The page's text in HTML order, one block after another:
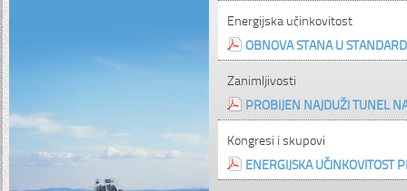
Energijska učinkovitost
OBNOVA STANA U
Zanimljivosti
PROBIJEN NAJDUŽI TUNEL
Kongresi i skupovi
ENERGIJSKA UČINKOVITOST